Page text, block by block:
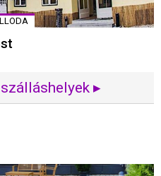
szálláshelyek ▸